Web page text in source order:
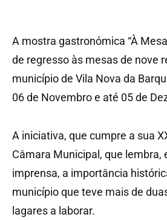
A mostra gastronómica “À
de regresso às mesas de nove
município de Vila Nova da
06 de Novembro e até 05 de
A iniciativa, que cumpre a sua
Câmara Municipal, que lembra,
imprensa, a importância
município que teve mais de
lagares a laborar.